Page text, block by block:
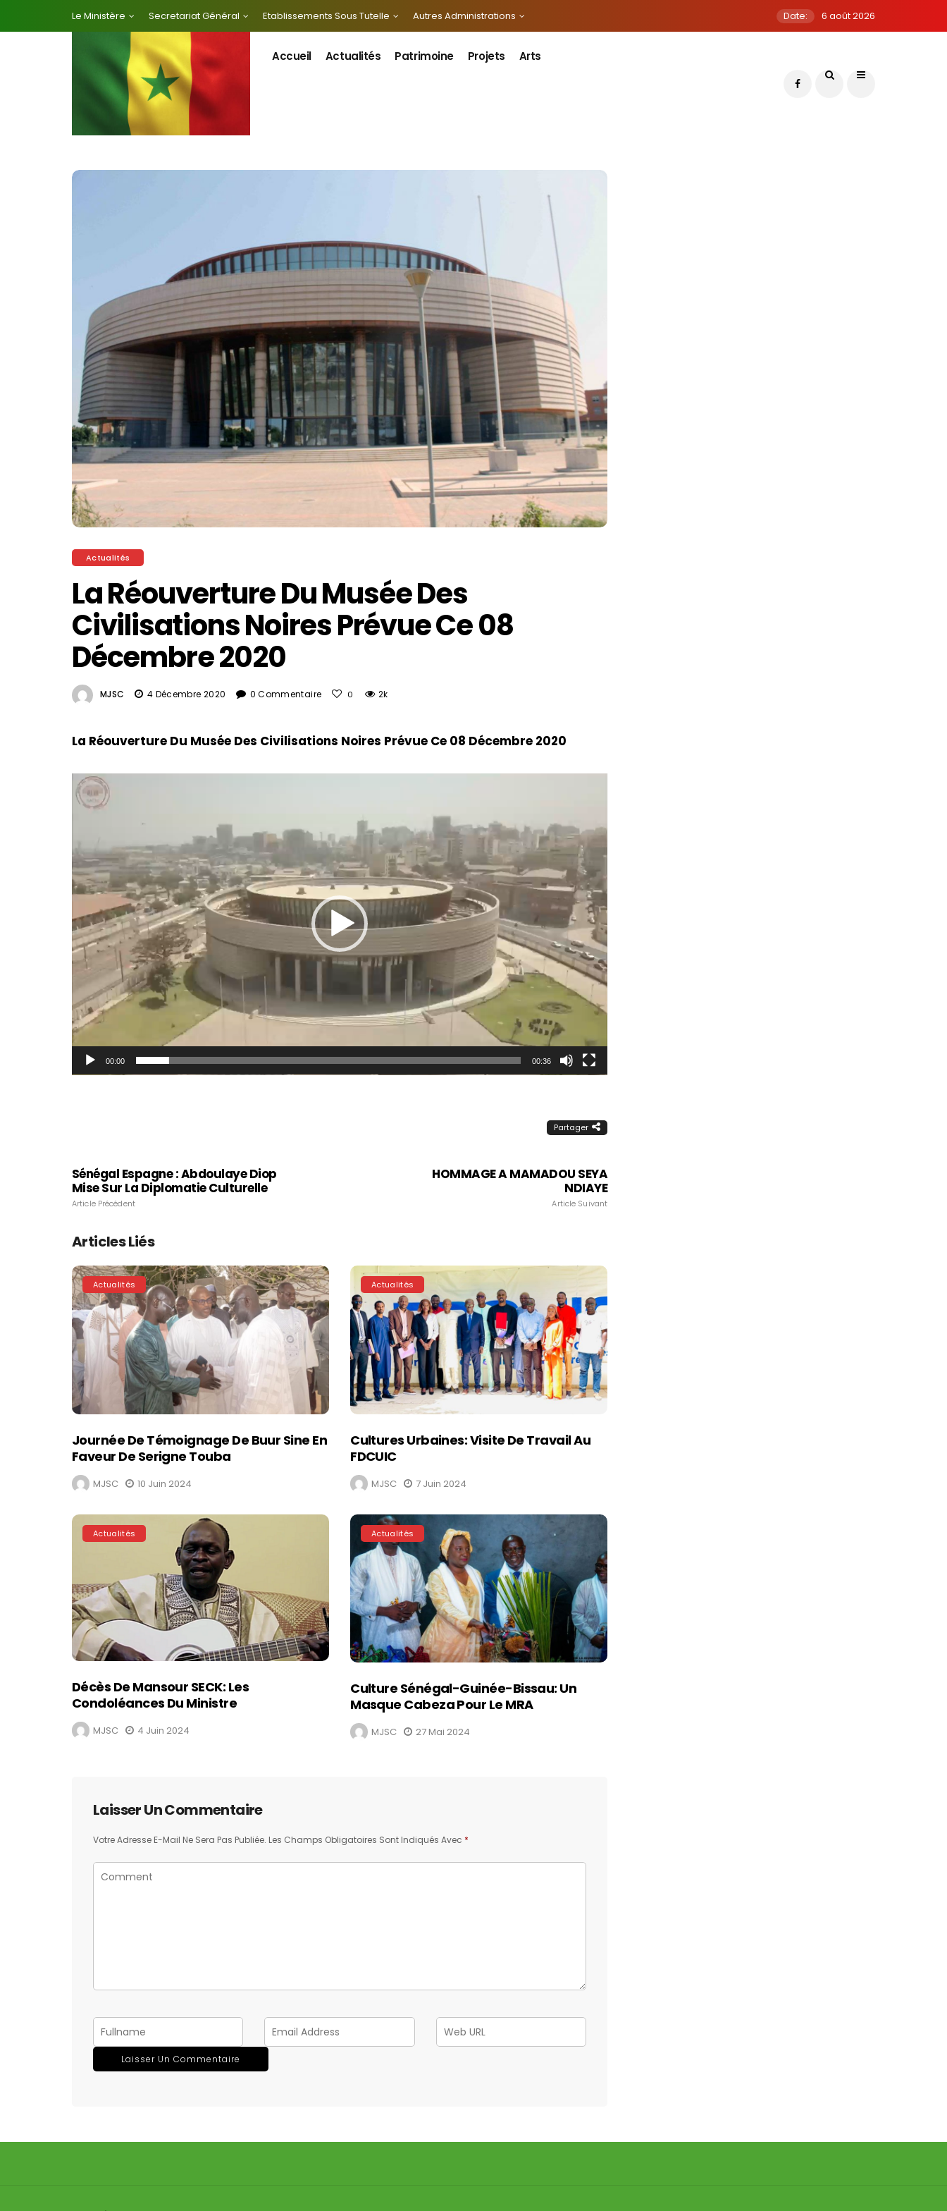
Le Ministère Secretariat Général Etablissements Sous Tutelle Autres Administrations Date: 6 août 2026
Accueil Actualités Patrimoine Projets Arts
Actualités
La Réouverture Du Musée Des
Civilisations Noires Prévue Ce 08
Décembre 2020
MJSC 4 Décembre 2020 0 Commentaire 0 2k
La Réouverture Du Musée Des Civilisations Noires Prévue Ce 08 Décembre 2020
00:00 00:36
Partager
Sénégal Espagne : Abdoulaye Diop
Mise Sur La Diplomatie Culturelle
Article Précédent
HOMMAGE A MAMADOU SEYA
NDIAYE
Article Suivant
Articles Liés
Actualités
Journée De Témoignage De Buur Sine En
Faveur De Serigne Touba
MJSC 10 Juin 2024
Actualités
Cultures Urbaines: Visite De Travail Au
FDCUIC
MJSC 7 Juin 2024
Actualités
Décès De Mansour SECK: Les
Condoléances Du Ministre
MJSC 4 Juin 2024
Actualités
Culture Sénégal-Guinée-Bissau: Un
Masque Cabeza Pour Le MRA
MJSC 27 Mai 2024
Laisser Un Commentaire
Votre Adresse E-Mail Ne Sera Pas Publiée. Les Champs Obligatoires Sont Indiqués Avec *